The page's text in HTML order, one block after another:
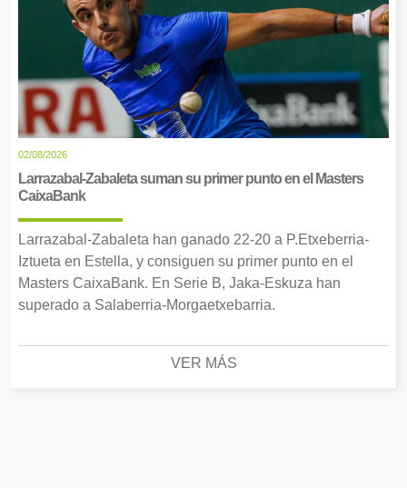
02/08/2026
Larrazabal-Zabaleta suman su primer punto en el Masters
CaixaBank
Larrazabal-Zabaleta han ganado 22-20 a P.Etxeberria-
Iztueta en Estella, y consiguen su primer punto en el
Masters CaixaBank. En Serie B, Jaka-Eskuza han
superado a Salaberria-Morgaetxebarria.
VER MÁS